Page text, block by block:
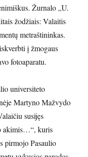
Žurnalo „U.
žodžiais: Valaitis
metraštininkas.
į žmogaus
fotoaparatu.
universiteto
Martyno Mažvydo
susijęs
akimis…“, kuris
pirmojo Pasaulio